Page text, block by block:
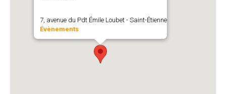
7, avenue du Pdt Émile Loubet - Saint-Étienne
Évènements